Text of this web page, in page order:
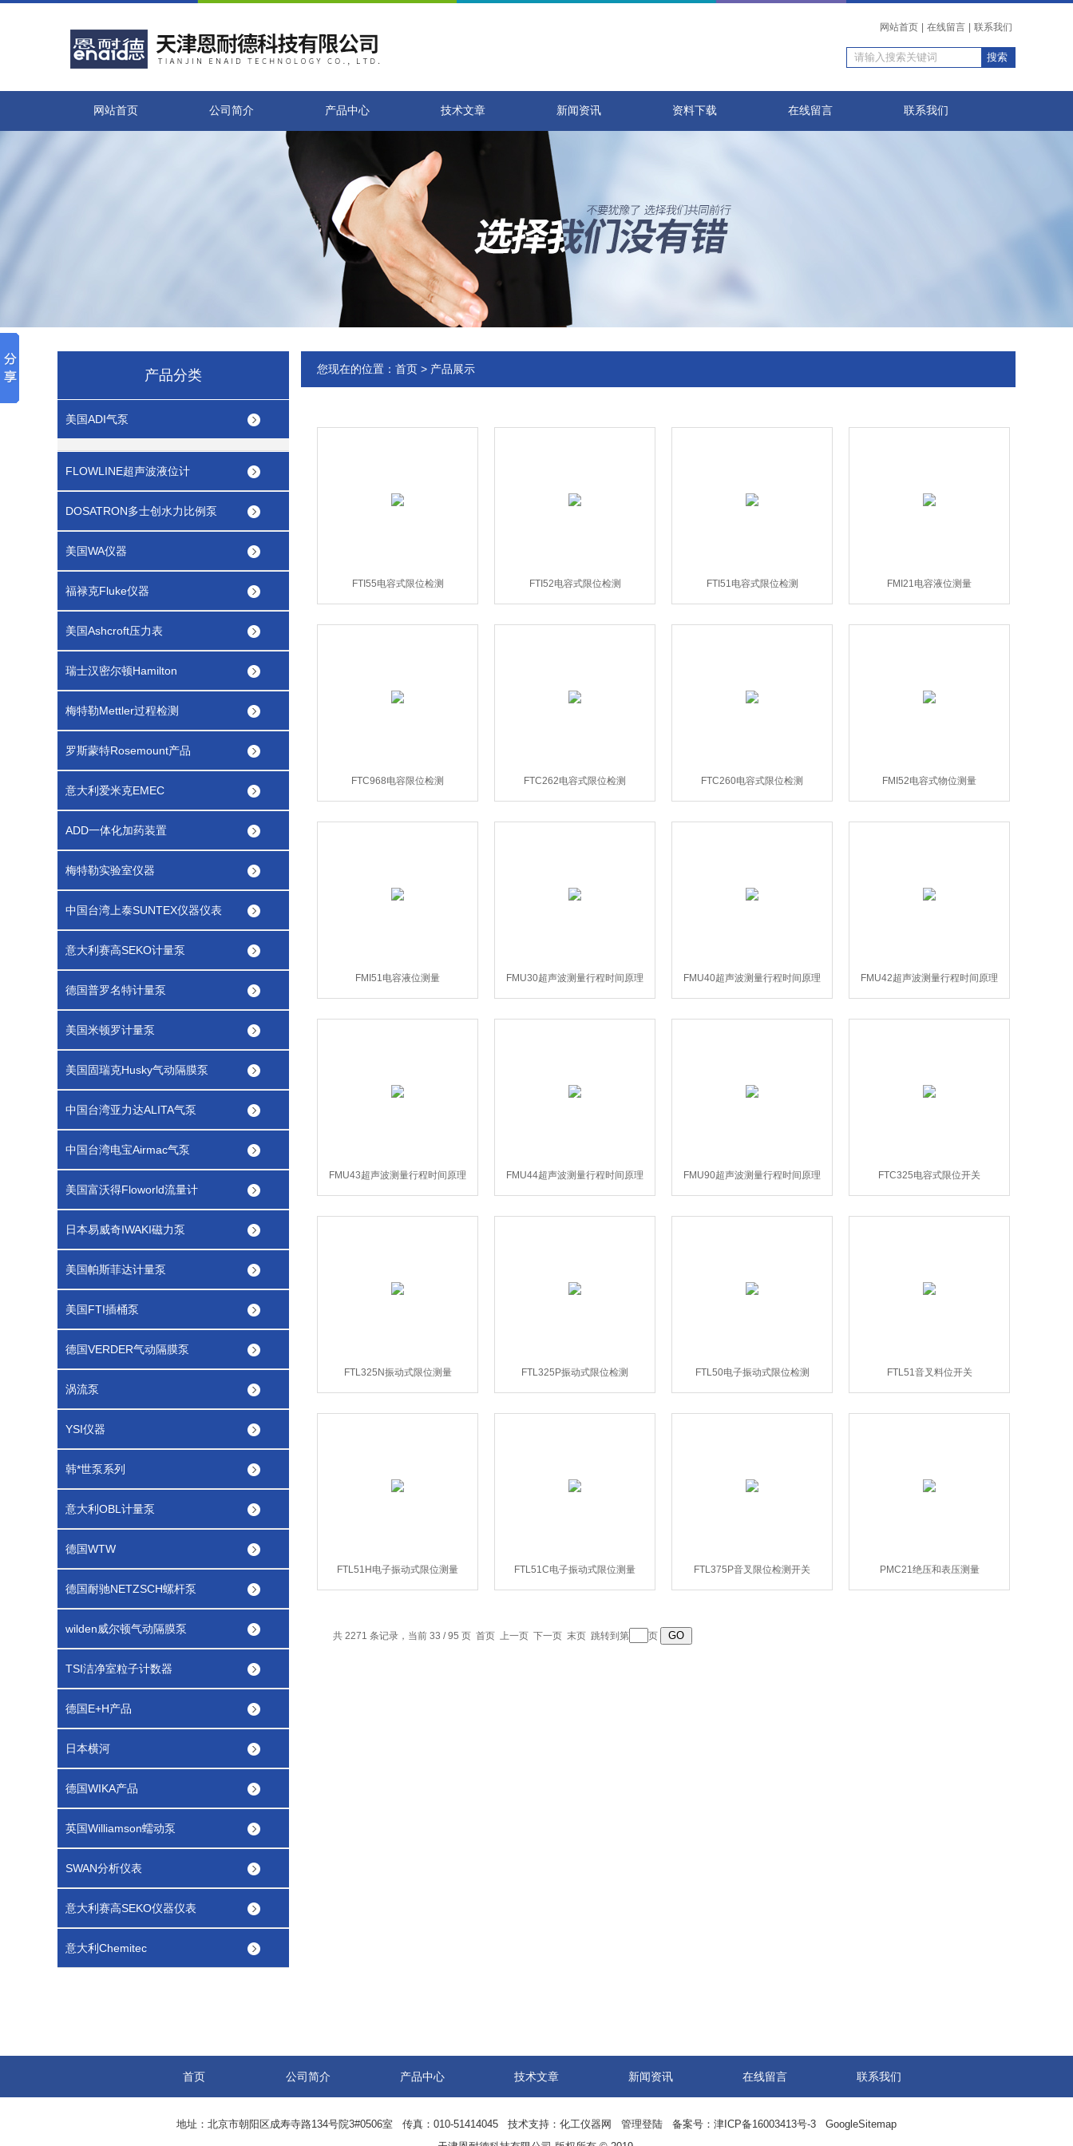
网站首页 在线留言 联系我们
网站首页 公司简介 产品中心 技术文章 新闻资讯 资料下载 在线留言 联系我们
产品分类
美国ADI气泵
FLOWLINE超声波液位计
DOSATRON多士创水力比例泵
美国WA仪器
福禄克Fluke仪器
美国Ashcroft压力表
瑞士汉密尔顿Hamilton
梅特勒Mettler过程检测
罗斯蒙特Rosemount产品
意大利爱米克EMEC
ADD一体化加药装置
梅特勒实验室仪器
中国台湾上泰SUNTEX仪器仪表
意大利赛高SEKO计量泵
德国普罗名特计量泵
美国米顿罗计量泵
美国固瑞克Husky气动隔膜泵
中国台湾亚力达ALITA气泵
中国台湾电宝Airmac气泵
美国富沃得Floworld流量计
日本易威奇IWAKI磁力泵
美国帕斯菲达计量泵
美国FTI插桶泵
德国VERDER气动隔膜泵
涡流泵
YSI仪器
韩*世泵系列
意大利OBL计量泵
德国WTW
德国耐驰NETZSCH螺杆泵
wilden威尔顿气动隔膜泵
TSI洁净室粒子计数器
德国E+H产品
日本横河
德国WIKA产品
英国Williamson蠕动泵
SWAN分析仪表
意大利赛高SEKO仪器仪表
意大利Chemitec
您现在的位置： 首页 > 产品展示
FTI55电容式限位检测 FTI52电容式限位检测 FTI51电容式限位检测 FMI21电容液位测量
FTC968电容限位检测 FTC262电容式限位检测 FTC260电容式限位检测 FMI52电容式物位测量
FMI51电容液位测量 FMU30超声波测量行程时间原理 FMU40超声波测量行程时间原理 FMU42超声波测量行程时间原理
FMU43超声波测量行程时间原理 FMU44超声波测量行程时间原理 FMU90超声波测量行程时间原理 FTC325电容式限位开关
FTL325N振动式限位测量 FTL325P振动式限位检测 FTL50电子振动式限位检测 FTL51音叉料位开关
FTL51H电子振动式限位测量 FTL51C电子振动式限位测量 FTL375P音叉限位检测开关 PMC21绝压和表压测量
共 2271 条记录，当前 33 / 95 页 首页 上一页 下一页 末页 跳转到第 页
首页 公司简介 产品中心 技术文章 新闻资讯 在线留言 联系我们
地址：北京市朝阳区成寿寺路134号院3#0506室 传真：010-51414045 技术支持： 化工仪器网 管理登陆 备案号： 津ICP备16003413号-3
GoogleSitemap